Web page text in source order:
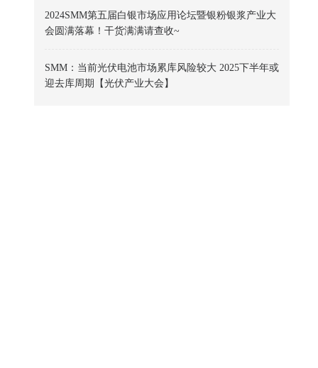
2024SMM第五届白银市场应用论坛暨银粉银浆产业大
会圆满落幕！干货满满请查收~
SMM：当前光伏电池市场累库风险较大 2025下半年或
迎去库周期【光伏产业大会】